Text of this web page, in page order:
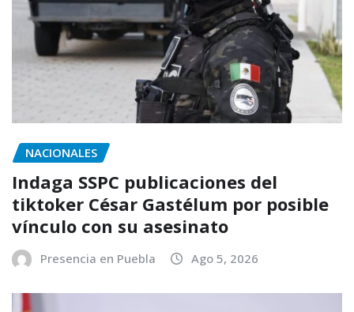
NACIONALES
Indaga SSPC publicaciones del
tiktoker César Gastélum por posible
vínculo con su asesinato
Presencia en Puebla Ago 5, 2026